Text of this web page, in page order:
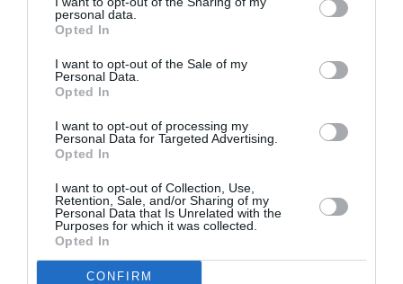
personal data.
Opted In
I want to opt-out of the Sale of my
Personal Data.
Opted In
I want to opt-out of processing my
Personal Data for Targeted Advertising.
Opted In
I want to opt-out of Collection, Use,
Retention, Sale, and/or Sharing of my
Personal Data that Is Unrelated with the
Purposes for which it was collected.
Opted In
CONFIRM
μάθετε πρώτοι όλες τις ειδήσεις
Πολιτισμό στοCulturenow.gr
Tags
ΓΗΠΕΔΟ TAE KWON DO
ΠΑΙΔΙΚΕΣ ΠΑΡΑΣΤΑΣΕΙΣ 2019 – 2020